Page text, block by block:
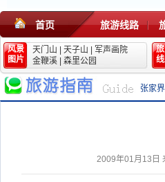
首页 旅游线路
风景
图片
天门山 天子山
军声画院
金鞭溪
森里公园
张家
2009年01月13日